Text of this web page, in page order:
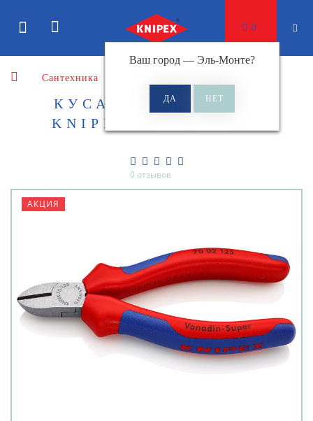
Ваш город — Эль-Монте?
0
Сантехника
КУСАЧКИ БОКОВЫЕ
KNIPEX KN-7002125
0 отзывов
АКЦИЯ